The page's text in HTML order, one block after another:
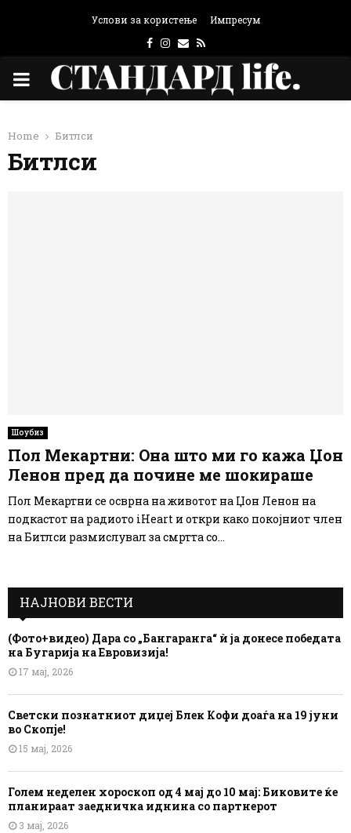
Услови за користење Импресум
Facebook
Instagram
Email
Rss
PRIMARY
Home Битлси
Битлси
Шоубиз
Пол Мекартни: Она што ми го кажа Џон
Ленон пред да почине ме шокираше
Пол Мекартни се осврна на животот на Џон Ленон на
подкастот на радиото iHeart и откри како покојниот член
на Битлси размислувал за смртта со...
НАЈНОВИ ВЕСТИ
(Фото+видео) Дара со „Бангаранга“ ѝ ја донесе победата
на Бугарија на Евровизија!
17 мај, 2026
Светски познатниот диџеј Блек Кофи доаѓа на 19 јуни
во Скопје!
15 мај, 2026
Голем неделен хороскоп од 4 мај до 10 мај: Биковите ќе
планираат заедничка иднина со партнерот
3 мај, 2026